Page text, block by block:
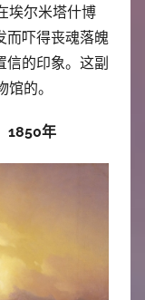
埃尔米塔什博
而吓得丧魂落魄
的印象。这副
的。
1850年